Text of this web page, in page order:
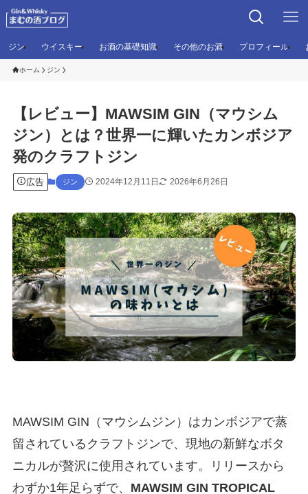
ジン ウイスキー お酒の基礎知識 その他のお酒 プロフィール
ホーム ジン
【レビュー】MAWSIM GIN（マウシム
ジン）とは？世界一に輝いたカンボジア
発のクラフトジン
広告 ジン 2024年12月11日 2026年6月26日
MAWSIM GIN（マウシムジン）はカンボジアで蒸
留されているクラフトジンで、現地の新鮮なボタ
ニカルが贅沢に使用されています。リリースから
わずか1年足らずで、 MAWSIM GIN TROPICAL